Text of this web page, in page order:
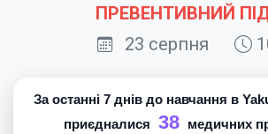
ПРЕВЕНТИВНИЙ
23 серпня
За останні 7 днів до навчання в
приєдналися 38 медичних